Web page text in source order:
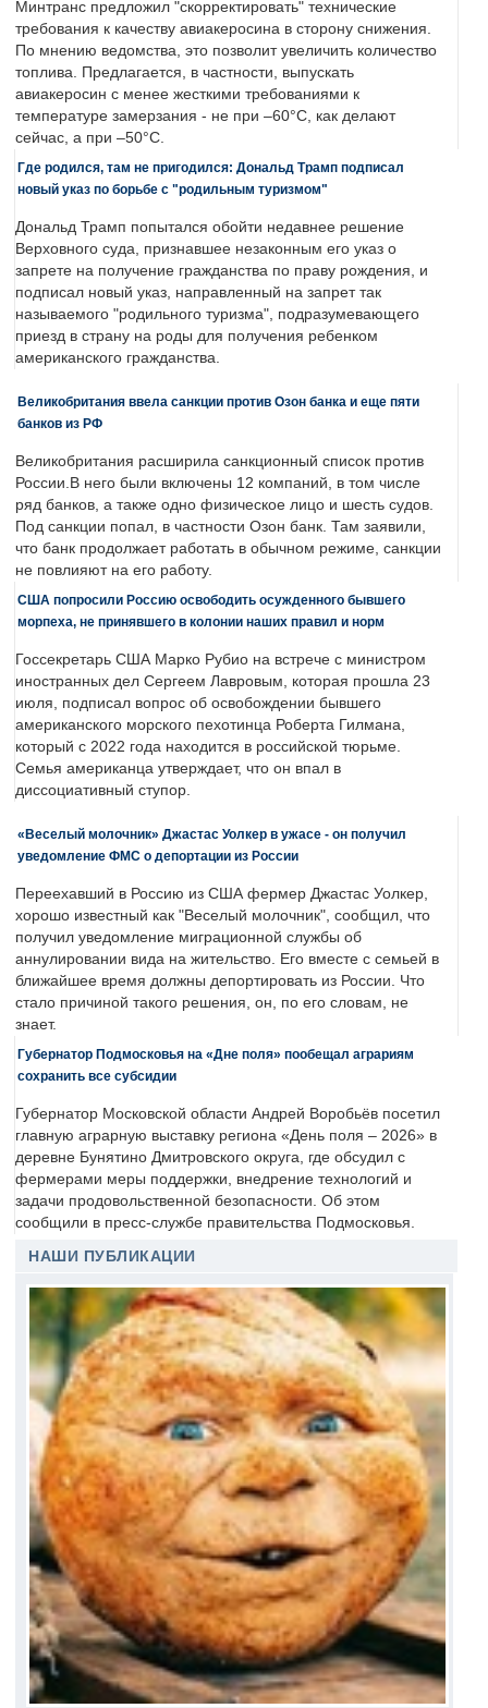
Минтранс предложил "скорректировать" технические
требования к качеству авиакеросина в сторону снижения.
По мнению ведомства, это позволит увеличить количество
топлива. Предлагается, в частности, выпускать
авиакеросин с менее жесткими требованиями к
температуре замерзания - не при –60°C, как делают
сейчас, а при –50°C.
Где родился, там не пригодился: Дональд Трамп подписал
новый указ по борьбе с "родильным туризмом"
Дональд Трамп попытался обойти недавнее решение
Верховного суда, признавшее незаконным его указ о
запрете на получение гражданства по праву рождения, и
подписал новый указ, направленный на запрет так
называемого "родильного туризма", подразумевающего
приезд в страну на роды для получения ребенком
американского гражданства.
Великобритания ввела санкции против Озон банка и еще пяти
банков из РФ
Великобритания расширила санкционный список против
России.В него были включены 12 компаний, в том числе
ряд банков, а также одно физическое лицо и шесть судов.
Под санкции попал, в частности Озон банк. Там заявили,
что банк продолжает работать в обычном режиме, санкции
не повлияют на его работу.
США попросили Россию освободить осужденного бывшего
морпеха, не принявшего в колонии наших правил и норм
Госсекретарь США Марко Рубио на встрече с министром
иностранных дел Сергеем Лавровым, которая прошла 23
июля, подписал вопрос об освобождении бывшего
американского морского пехотинца Роберта Гилмана,
который с 2022 года находится в российской тюрьме.
Семья американца утверждает, что он впал в
диссоциативный ступор.
«Веселый молочник» Джастас Уолкер в ужасе - он получил
уведомление ФМС о депортации из России
Переехавший в Россию из США фермер Джастас Уолкер,
хорошо известный как "Веселый молочник", сообщил, что
получил уведомление миграционной службы об
аннулировании вида на жительство. Его вместе с семьей в
ближайшее время должны депортировать из России. Что
стало причиной такого решения, он, по его словам, не
знает.
Губернатор Подмосковья на «Дне поля» пообещал аграриям
сохранить все субсидии
Губернатор Московской области Андрей Воробьёв посетил
главную аграрную выставку региона «День поля – 2026» в
деревне Бунятино Дмитровского округа, где обсудил с
фермерами меры поддержки, внедрение технологий и
задачи продовольственной безопасности. Об этом
сообщили в пресс-службе правительства Подмосковья.
НАШИ ПУБЛИКАЦИИ